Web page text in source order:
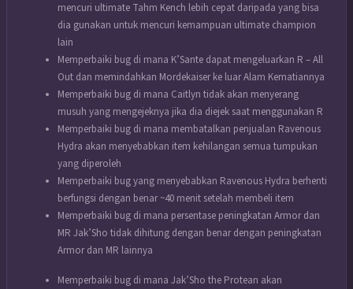
mencuri ultimate Tahm Kench lebih cepat daripada yang bisa
dia gunakan untuk mencuri kemampuan ultimate champion
lain
Memperbaiki bug di mana K’Sante dapat mengeluarkan R – All
Out dan memindahkan Mordekaiser ke luar Alam Kematiannya
Memperbaiki bug di mana Caitlyn tidak akan menyerang
musuh yang mengejeknya jika dia diejek saat menggunakan R
Memperbaiki bug di mana membatalkan penjualan Ravenous
Hydra akan menyebabkan item kehilangan semua tumpukan
yang diperoleh
Memperbaiki bug yang menyebabkan Ravenous Hydra berhenti
berfungsi dengan benar ~40 menit setelah membeli item
Memperbaiki bug di mana persentase peningkatan Armor dan
MR Jak’Sho tidak dihitung dengan benar dengan peningkatan
Armor dan MR lainnya
Memperbaiki bug di mana Jak’Sho the Protean akan